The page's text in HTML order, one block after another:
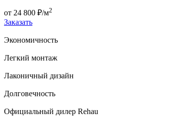
от 24 800 ₽/м2
Заказать
Экономичность
Легкий монтаж
Лаконичный дизайн
Долговечность
Официальный дилер Rehau